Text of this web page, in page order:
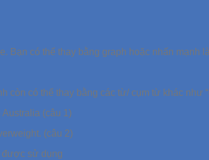
có thể thay bằng graph hoặc nhấn mạnh
có thể thay bằng các từ/ cụm từ khác như
(câu 1)
(câu 2)
được sử dụng